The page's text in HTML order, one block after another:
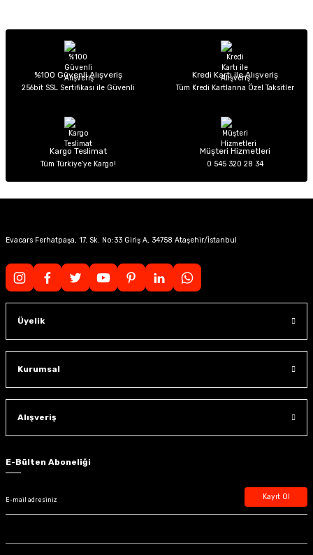
Ürün açıklamasında eksik bilgiler bulunuyor.
Ürün bilgilerinde hatalar bulunuyor.
Ürün fiyatı diğer sitelerden daha pahalı.
Sitemize ilk yorumu siz yapın!
%100 Güvenli Alışveriş
256bit SSL Sertifikası ile Güvenli
Kredi Kartı ile Alışveriş
Tüm Kredi Kartlarına Özel Taksitler
Kargo Teslimat
Tüm Türkiye’ye Kargo!
Müşteri Hizmetleri
0 545 320 28 34
Evacars Ferhatpaşa, 17. Sk. No:33 Giriş A, 34758 Ataşehir/İstanbul
Üyelik
Kurumsal
Alışveriş
E-Bülten Aboneliği
Kayıt Ol